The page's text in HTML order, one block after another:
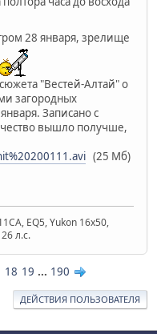
28 января, зрелище
"Вестей-Алтай" о
загородных
Записано с
вышло получше,
(25 Мб)
EQ5, Yukon 16x50,
л.с.
18 19 ... 190
ДЕЙСТВИЯ ПОЛЬЗОВАТЕЛЯ